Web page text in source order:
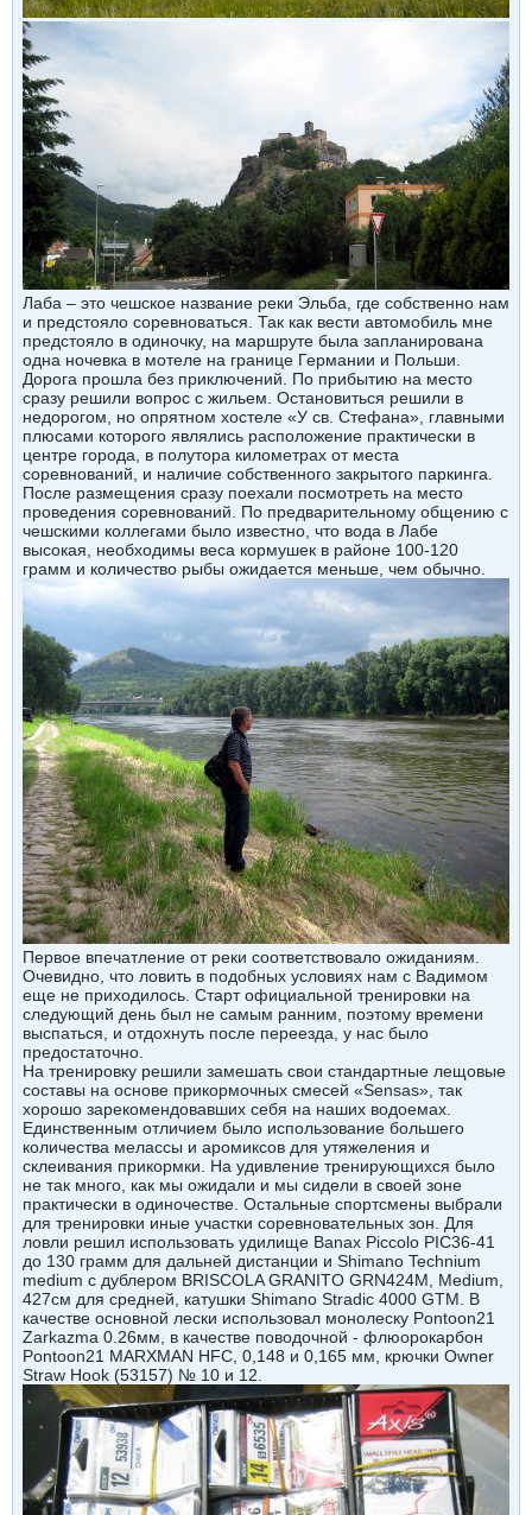
Лаба – это чешское название реки Эльба, где собственно нам
и предстояло соревноваться. Так как вести автомобиль мне
предстояло в одиночку, на маршруте была запланирована
одна ночевка в мотеле на границе Германии и Польши.
Дорога прошла без приключений. По прибытию на место
сразу решили вопрос с жильем. Остановиться решили в
недорогом, но опрятном хостеле «У св. Стефана», главными
плюсами которого являлись расположение практически в
центре города, в полутора километрах от места
соревнований, и наличие собственного закрытого паркинга.
После размещения сразу поехали посмотреть на место
проведения соревнований. По предварительному общению с
чешскими коллегами было известно, что вода в Лабе
высокая, необходимы веса кормушек в районе 100-120
грамм и количество рыбы ожидается меньше, чем обычно.
Первое впечатление от реки соответствовало ожиданиям.
Очевидно, что ловить в подобных условиях нам с Вадимом
еще не приходилось. Старт официальной тренировки на
следующий день был не самым ранним, поэтому времени
выспаться, и отдохнуть после переезда, у нас было
предостаточно.
На тренировку решили замешать свои стандартные лещовые
составы на основе прикормочных смесей «Sensas», так
хорошо зарекомендовавших себя на наших водоемах.
Единственным отличием было использование большего
количества мелассы и аромиксов для утяжеления и
склеивания прикормки. На удивление тренирующихся было
не так много, как мы ожидали и мы сидели в своей зоне
практически в одиночестве. Остальные спортсмены выбрали
для тренировки иные участки соревновательных зон. Для
ловли решил использовать удилище Banax Piccolo PIC36-41
до 130 грамм для дальней дистанции и Shimano Technium
medium c дублером BRISCOLA GRANITO GRN424M, Medium,
427см для средней, катушки Shimano Stradic 4000 GTM. В
качестве основной лески использовал монолеску Pontoon21
Zarkazma 0.26мм, в качестве поводочной - флюорокарбон
Pontoon21 MARXMAN HFC, 0,148 и 0,165 мм, крючки Owner
Straw Hook (53157) № 10 и 12.